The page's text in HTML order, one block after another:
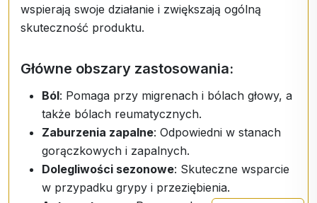
wspierają swoje działanie i zwiększają ogólną
skuteczność produktu.
Główne obszary zastosowania:
Ból: Pomaga przy migrenach i bólach głowy, a
także bólach reumatycznych.
Zaburzenia zapalne: Odpowiedni w stanach
gorączkowych i zapalnych.
Dolegliwości sezonowe: Skuteczne wsparcie
w przypadku grypy i przeziębienia.